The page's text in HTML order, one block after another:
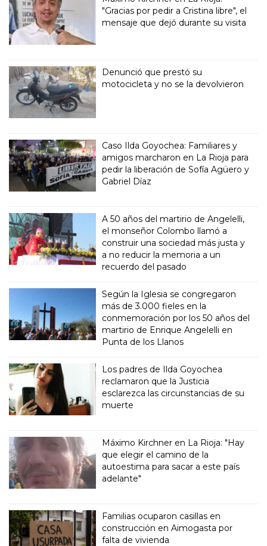
"Gracias por pedir a Cristina libre", el
mensaje que dejó durante su visita
Denunció que prestó su
motocicleta y no se la devolvieron
Caso Ilda Goyochea: Familiares y
amigos marcharon en La Rioja para
pedir la liberación de Sofía Agüero y
Gabriel Díaz
A 50 años del martirio de Angelelli,
el monseñor Colombo llamó a
construir una sociedad más justa y
a no reducir la memoria a un
recuerdo del pasado
Según la Iglesia se congregaron
más de 3.000 fieles en la
conmemoración por los 50 años del
martirio de Enrique Angelelli en
Punta de los Llanos
Los padres de Ilda Goyochea
reclamaron que la Justicia
esclarezca las circunstancias de su
muerte
Máximo Kirchner en La Rioja: "Hay
que elegir el camino de la
autoestima para sacar a este país
adelante"
Familias ocuparon casillas en
construcción en Aimogasta por
falta de vivienda